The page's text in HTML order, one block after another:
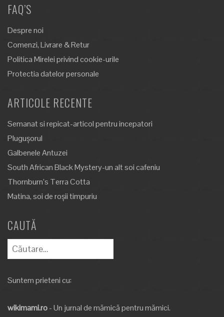
FAQ’S
Despre noi
Comenzi, Livrare & Retur
Politica Mirelei privind cookie-urile
Protectia datelor personale
ARTICOLE RECENTE
Semanat si repicat-articol pentru incepatori
Plugușorul
Galbenele Antuzei
South African Black Mystery-un alt soi cafeniu
Thornburn’s Terra Cotta
Matina, soi de roșii timpuriu
CAUTĂ
Caută
după:
Suntem prieteni cu:
wikimami.ro- Un jurnal de mămică pentru mămici.